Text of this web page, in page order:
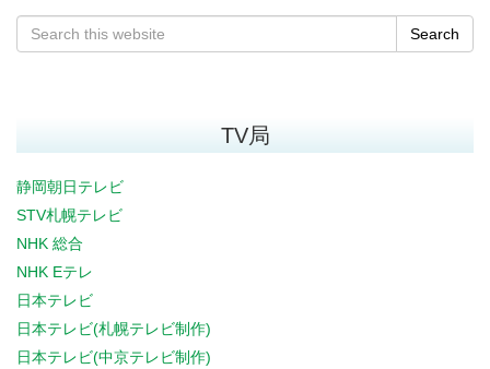
Search
TV局
静岡朝日テレビ
STV札幌テレビ
NHK 総合
NHK Eテレ
日本テレビ
日本テレビ(札幌テレビ制作)
日本テレビ(中京テレビ制作)